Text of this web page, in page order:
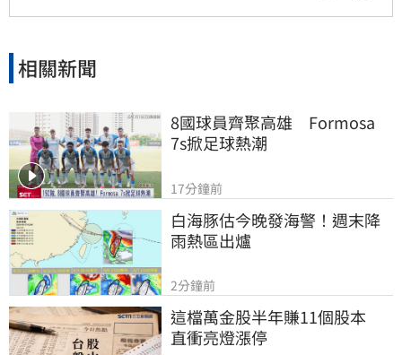
相關新聞
8國球員齊聚高雄　Formosa
7s掀足球熱潮
17分鐘前
白海豚估今晚發海警！週末降
雨熱區出爐
2分鐘前
這檔萬金股半年賺11個股本
直衝亮燈漲停